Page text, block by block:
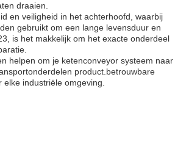
draaien.
en veiligheid in het achterhoofd, waarbij
gebruikt om een lange levensduur en
is het makkelijk om het exacte onderdeel
helpen om je ketenconveyor systeem naar
product.betrouwbare
industriële omgeving.